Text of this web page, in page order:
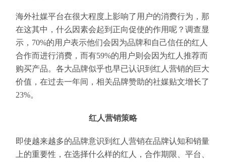
海外社媒平台在很大程度上影响了用户的消费行为，那
在这其中，什么因素会起到正向促使的作用呢？调查显
示，70%的用户表示他们会因为品牌和自己信任的红人
合作而进行消费，而有59%的用户则会因为红人推荐而
购买产品。各大品牌似乎也早已认识到红人营销的巨大
价值，在过去一年间，相关品牌赞助的社媒贴文增长了
23%。
红人营销策略
即使越来越多的品牌意识到红人营销在品牌认知和销量
上的重要性，在选择什么样的红人，合作期限、平台、